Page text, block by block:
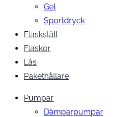
Gel
Sportdryck
Flaskställ
Flaskor
Lås
Pakethållare
Pumpar
Dämparpumpar